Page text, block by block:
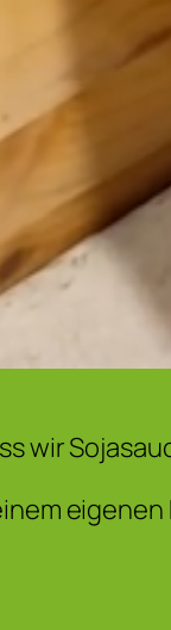
wir